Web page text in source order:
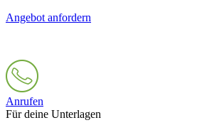
Angebot anfordern
Anrufen
Für deine Unterlagen